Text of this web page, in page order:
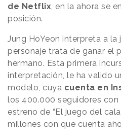
de Netflix, en la ahora se
posición.
Jung HoYeon interpreta a
personaje trata de ganar el
hermano. Esta primera
interpretación, le ha valido
modelo, cuya cuenta en
los 400.000 seguidores
estreno de “El juego del
millones con que cuenta